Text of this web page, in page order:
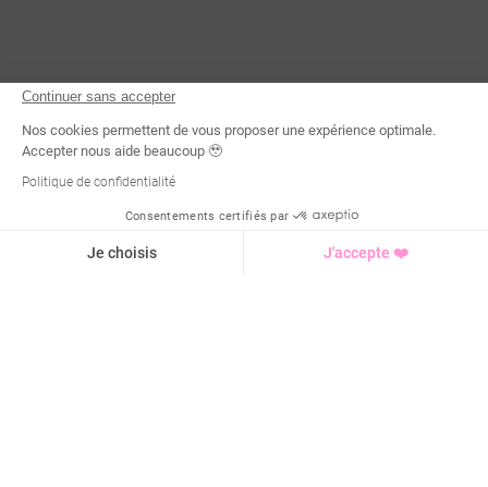
Continuer sans accepter
Nos cookies permettent de vous proposer une expérience optimale.
Accepter nous aide beaucoup 🥹
Politique de confidentialité
Consentements certifiés par
Je choisis J'accepte ❤️